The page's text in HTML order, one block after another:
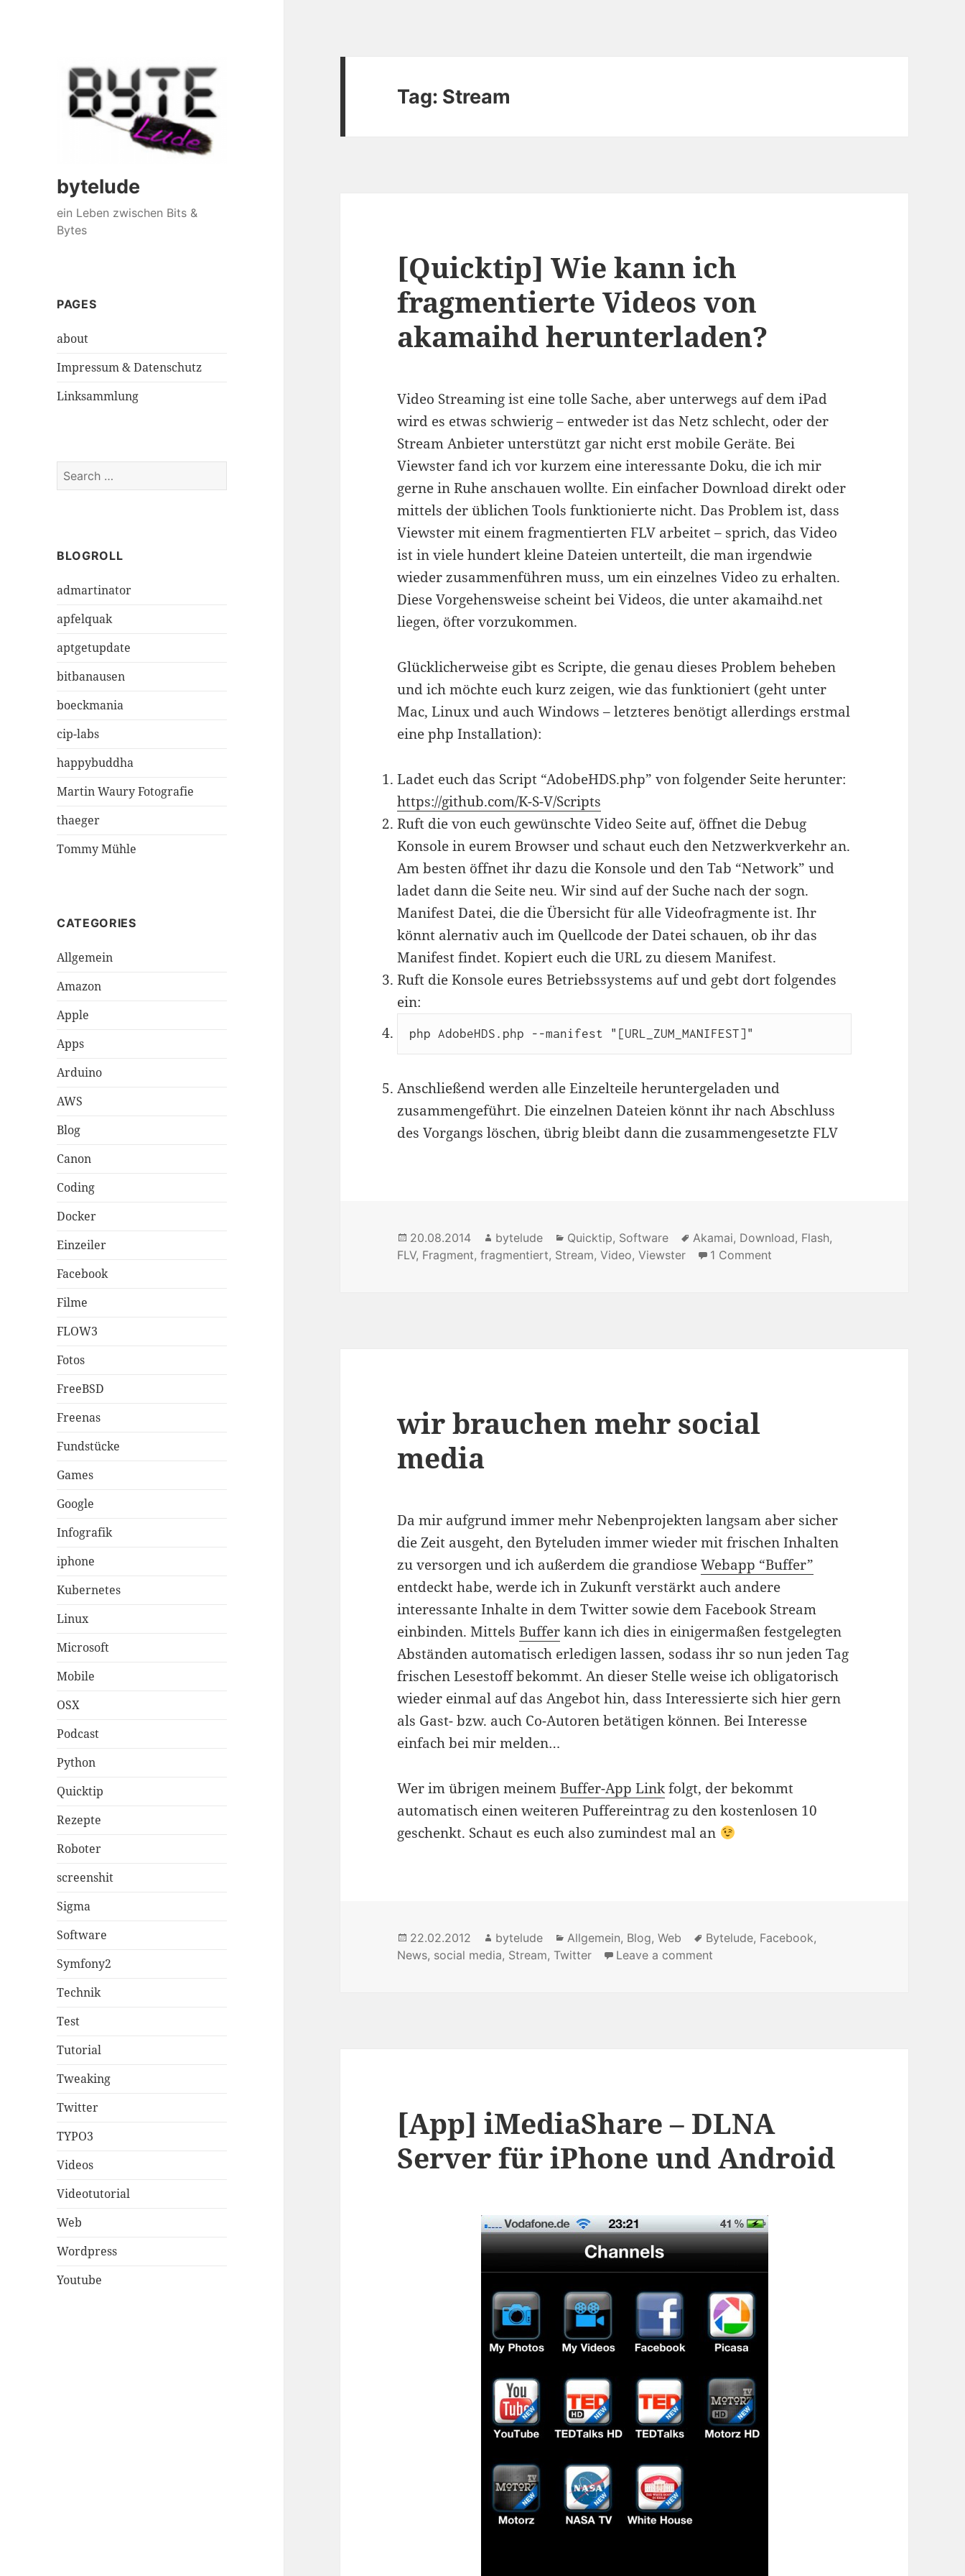
bytelude
ein Leben zwischen Bits &
Bytes
PAGES
about
Impressum & Datenschutz
Linksammlung
e
h
o
:
BLOGROLL
admartinator
apfelquak
aptgetupdate
bitbanausen
boeckmania
cip-labs
happybuddha
Martin Waury Fotografie
thaeger
Tommy Mühle
CATEGORIES
Allgemein
Amazon
Apple
Apps
Arduino
AWS
Blog
Canon
Coding
Docker
Einzeiler
Facebook
Filme
FLOW3
Fotos
FreeBSD
Freenas
Fundstücke
Games
Google
Infografik
iphone
Kubernetes
Linux
Microsoft
Mobile
OSX
Podcast
Python
Quicktip
Rezepte
Roboter
screenshit
Sigma
Software
Symfony2
Technik
Test
Tutorial
Tweaking
Twitter
TYPO3
Videos
Videotutorial
Web
Wordpress
Youtube
Tag: Stream
[Quicktip] Wie kann ich
fragmentierte Videos von
akamaihd herunterladen?
Video Streaming ist eine tolle Sache, aber unterwegs auf dem iPad
wird es etwas schwierig – entweder ist das Netz schlecht, oder der
Stream Anbieter unterstützt gar nicht erst mobile Geräte. Bei
Viewster fand ich vor kurzem eine interessante Doku, die ich mir
gerne in Ruhe anschauen wollte. Ein einfacher Download direkt oder
mittels der üblichen Tools funktionierte nicht. Das Problem ist, dass
Viewster mit einem fragmentierten FLV arbeitet – sprich, das Video
ist in viele hundert kleine Dateien unterteilt, die man irgendwie
wieder zusammenführen muss, um ein einzelnes Video zu erhalten.
Diese Vorgehensweise scheint bei Videos, die unter akamaihd.net
liegen, öfter vorzukommen.
Glücklicherweise gibt es Scripte, die genau dieses Problem beheben
und ich möchte euch kurz zeigen, wie das funktioniert (geht unter
Mac, Linux und auch Windows – letzteres benötigt allerdings erstmal
eine php Installation):
Ladet euch das Script “AdobeHDS.php” von folgender Seite herunter:
https://github.com/K-S-V/Scripts
Ruft die von euch gewünschte Video Seite auf, öffnet die Debug
Konsole in eurem Browser und schaut euch den Netzwerkverkehr an.
Am besten öffnet ihr dazu die Konsole und den Tab “Network” und
ladet dann die Seite neu. Wir sind auf der Suche nach der sogn.
Manifest Datei, die die Übersicht für alle Videofragmente ist. Ihr
könnt alernativ auch im Quellcode der Datei schauen, ob ihr das
Manifest findet. Kopiert euch die URL zu diesem Manifest.
Ruft die Konsole eures Betriebssystems auf und gebt dort folgendes
ein:
php AdobeHDS.php --manifest "[URL_ZUM_MANIFEST]"
Anschließend werden alle Einzelteile heruntergeladen und
zusammengeführt. Die einzelnen Dateien könnt ihr nach Abschluss
des Vorgangs löschen, übrig bleibt dann die zusammengesetzte FLV
Posted
on
20.08.2014 Author
bytelude Categories
Quicktip, Software Tags
Akamai, Download, Flash,
FLV, Fragment,fragmentiert, Stream,Video,Viewster 1 Comment
wir brauchen mehr social
media
Da mir aufgrund immer mehr Nebenprojekten langsam aber sicher
die Zeit ausgeht, den Byteluden immer wieder mit frischen Inhalten
zu versorgen und ich außerdem die grandioseWebapp “Buffer”
entdeckt habe, werde ich in Zukunft verstärkt auch andere
interessante Inhalte in dem Twitter sowie dem Facebook Stream
einbinden. MittelsBufferkann ich dies in einigermaßen festgelegten
Abständen automatisch erledigen lassen, sodass ihr so nun jeden Tag
frischen Lesestoff bekommt. An dieser Stelle weise ich obligatorisch
wieder einmal auf das Angebot hin, dass Interessierte sich hier gern
als Gast- bzw. auch Co-Autoren betätigen können. Bei Interesse
einfach bei mir melden…
Wer im übrigen meinemBuffer-App Linkfolgt, der bekommt
automatisch einen weiteren Puffereintrag zu den kostenlosen 10
geschenkt. Schaut es euch also zumindest mal an
Posted
on
22.02.2012 Author
bytelude Categories
Allgemein, Blog,Web Tags
Bytelude, Facebook,
News, social media, Stream, Twitter Leave a comment
[App] iMediaShare – DLNA
Server für iPhone und Android